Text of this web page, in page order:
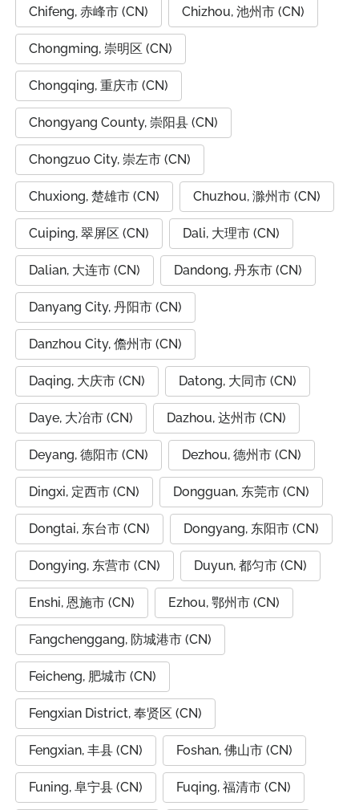
Chifeng, 赤峰市 (CN) Chizhou, 池州市 (CN)
Chongming, 崇明区 (CN)
Chongqing, 重庆市 (CN)
Chongyang County, 崇阳县 (CN)
Chongzuo City, 崇左市 (CN)
Chuxiong, 楚雄市 (CN) Chuzhou, 滁州市 (CN)
Cuiping, 翠屏区 (CN) Dali, 大理市 (CN)
Dalian, 大连市 (CN) Dandong, 丹东市 (CN)
Danyang City, 丹阳市 (CN)
Danzhou City, 儋州市 (CN)
Daqing, 大庆市 (CN) Datong, 大同市 (CN)
Daye, 大冶市 (CN) Dazhou, 达州市 (CN)
Deyang, 德阳市 (CN) Dezhou, 德州市 (CN)
Dingxi, 定西市 (CN) Dongguan, 东莞市 (CN)
Dongtai, 东台市 (CN) Dongyang, 东阳市 (CN)
Dongying, 东营市 (CN) Duyun, 都匀市 (CN)
Enshi, 恩施市 (CN) Ezhou, 鄂州市 (CN)
Fangchenggang, 防城港市 (CN)
Feicheng, 肥城市 (CN)
Fengxian District, 奉贤区 (CN)
Fengxian, 丰县 (CN) Foshan, 佛山市 (CN)
Funing, 阜宁县 (CN) Fuqing, 福清市 (CN)